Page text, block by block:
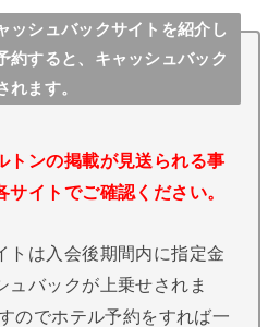
ッシュバックサイトを紹介し
約すると、キャッシュバック
れます。
トンの掲載が見送られる事
イトでご確認ください。
トは入会後期間内に指定金
ュバックが上乗せされま
のでホテル予約をすれば一